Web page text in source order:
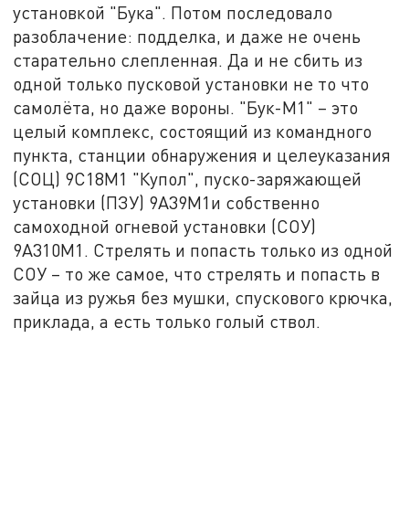
установкой "Бука". Потом последовало
разоблачение: подделка, и даже не очень
старательно слепленная. Да и не сбить из
одной только пусковой установки не то что
самолёта, но даже вороны. "Бук-М1" – это
целый комплекс, состоящий из командного
пункта, станции обнаружения и целеуказания
(СОЦ) 9С18М1 "Купол", пуско-заряжающей
установки (ПЗУ) 9А39М1и собственно
самоходной огневой установки (СОУ)
9А310М1. Стрелять и попасть только из одной
СОУ – то же самое, что стрелять и попасть в
зайца из ружья без мушки, спускового крючка,
приклада, а есть только голый ствол.